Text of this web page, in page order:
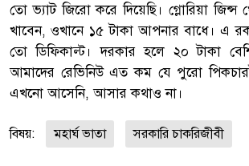
তো ভ্যাট জিরো করে দিয়েছি। গ্লোরিয়া
খাবেন, ওখানে ১৫ টাকা আপনার বাধে। এ
তো ডিফিকাল্ট। দরকার হলে ২০ টাকা বেশি
আমাদের রেভিনিউ এত কম যে পুরো
এখনো আসেনি, আসার কথাও না।
বিষয়: মহার্ঘ ভাতা সরকারি চাকরিজীবী